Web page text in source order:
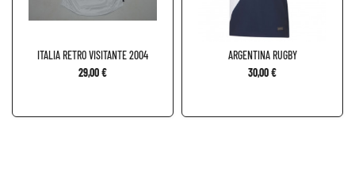
ITALIA RETRO VISITANTE 2004
29,00 €
ARGENTINA RUGBY
30,00 €